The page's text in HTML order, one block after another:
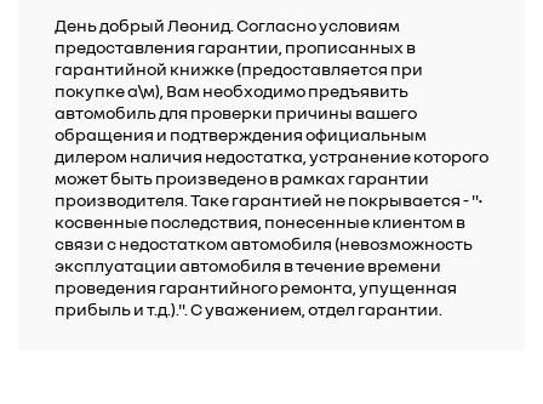
День добрый Леонид. Согласно условиям
предоставления гарантии, прописанных в
гарантийной книжке (предоставляется при
покупке а\м), Вам необходимо предъявить
автомобиль для проверки причины вашего
обращения и подтверждения официальным
дилером наличия недостатка, устранение которого
может быть произведено в рамках гарантии
производителя. Таке гарантией не покрывается - "•
косвенные последствия, понесенные клиентом в
связи с недостатком автомобиля (невозможность
эксплуатации автомобиля в течение времени
проведения гарантийного ремонта, упущенная
прибыль и т.д.).". С уважением, отдел гарантии.